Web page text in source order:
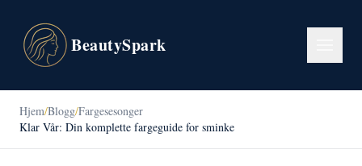
BeautySpark
Hjem/Blogg/Fargesesonger
Klar Vår: Din komplette fargeguide for sminke